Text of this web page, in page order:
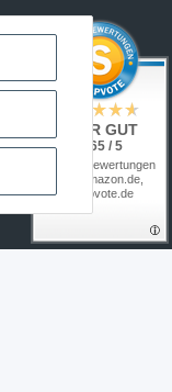
SEHR GUT
4.65 / 5
aus 20 Bewertungen
bei: amazon.de,
shopvote.de